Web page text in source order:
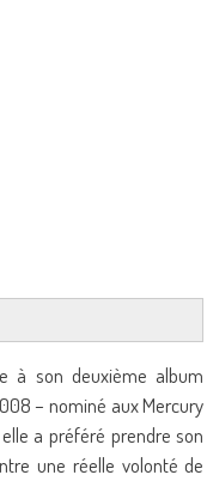
à son deuxième album
– nominé aux Mercury
a préféré prendre son
une réelle volonté de